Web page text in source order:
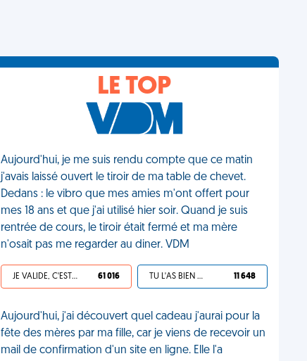
LE TOP
Aujourd'hui, je me suis rendu compte que ce matin
j'avais laissé ouvert le tiroir de ma table de chevet.
Dedans : le vibro que mes amies m'ont offert pour
mes 18 ans et que j'ai utilisé hier soir. Quand je suis
rentrée de cours, le tiroir était fermé et ma mère
n'osait pas me regarder au diner. VDM
JE VALIDE, C'EST UNE VDM 61 016 TU L'AS BIEN MÉRITÉ 11 648
Aujourd'hui, j'ai découvert quel cadeau j'aurai pour la
fête des mères par ma fille, car je viens de recevoir un
mail de confirmation d'un site en ligne. Elle l'a